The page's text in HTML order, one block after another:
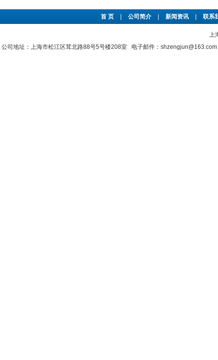
首 页 公司简介 新闻资讯 联系
上
公司地址：上海市松江区茸北路88号5号楼208室 电子邮件：